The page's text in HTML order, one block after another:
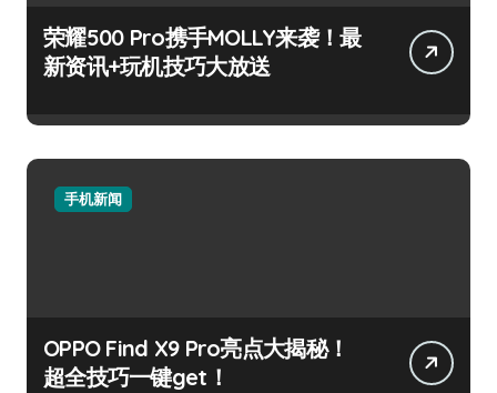
荣耀500 Pro携手MOLLY来袭！最
新资讯+玩机技巧大放送
手机新闻
OPPO Find X9 Pro亮点大揭秘！
超全技巧一键get！